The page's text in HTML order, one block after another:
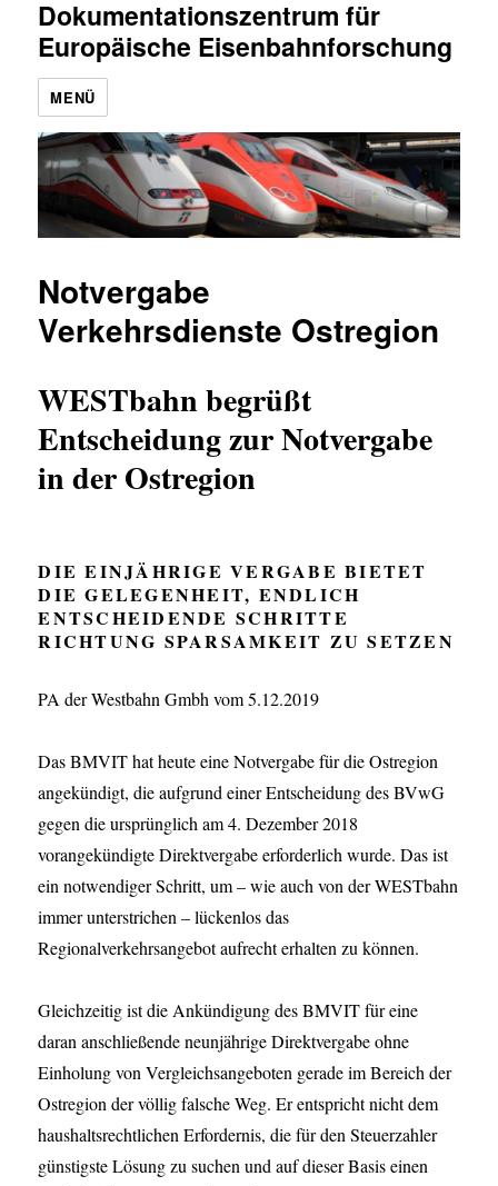
Dokumentationszentrum für
Europäische Eisenbahnforschung
MENÜ
Notvergabe
Verkehrsdienste Ostregion
WESTbahn begrüßt
Entscheidung zur Notvergabe
in der Ostregion
DIE EINJÄHRIGE VERGABE BIETET
DIE GELEGENHEIT, ENDLICH
ENTSCHEIDENDE SCHRITTE
RICHTUNG SPARSAMKEIT ZU SETZEN
PA der Westbahn Gmbh vom 5.12.2019
Das BMVIT hat heute eine Notvergabe für die Ostregion
angekündigt, die aufgrund einer Entscheidung des BVwG
gegen die ursprünglich am 4. Dezember 2018
vorangekündigte Direktvergabe erforderlich wurde. Das ist
ein notwendiger Schritt, um – wie auch von der WESTbahn
immer unterstrichen – lückenlos das
Regionalverkehrsangebot aufrecht erhalten zu können.
Gleichzeitig ist die Ankündigung des BMVIT für eine
daran anschließende neunjährige Direktvergabe ohne
Einholung von Vergleichsangeboten gerade im Bereich der
Ostregion der völlig falsche Weg. Er entspricht nicht dem
haushaltsrechtlichen Erfordernis, die für den Steuerzahler
günstigste Lösung zu suchen und auf dieser Basis einen